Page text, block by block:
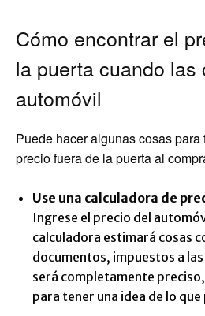
Cómo encontrar el
la puerta cuando las
automóvil
Puede hacer algunas cosas
precio fuera de la puerta al
Use una calculadora de
Ingrese el precio del
calculadora estimará cosas
documentos, impuestos a
será completamente
para tener una idea de lo